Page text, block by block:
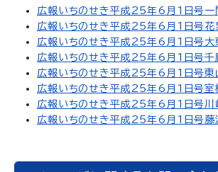
広報いちのせき平成25年6月1日号一
広報いちのせき平成25年6月1日号花
広報いちのせき平成25年6月1日号大
広報いちのせき平成25年6月1日号千
広報いちのせき平成25年6月1日号東
広報いちのせき平成25年6月1日号室
広報いちのせき平成25年6月1日号川
広報いちのせき平成25年6月1日号藤